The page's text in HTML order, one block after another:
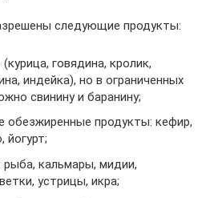
следующие продукты:
говядина, кролик,
индейка), но в ограниченных
свинину и баранину;
обезжиренные продукты: кефир,
йогурт;
кальмары, мидии,
устрицы, икра;